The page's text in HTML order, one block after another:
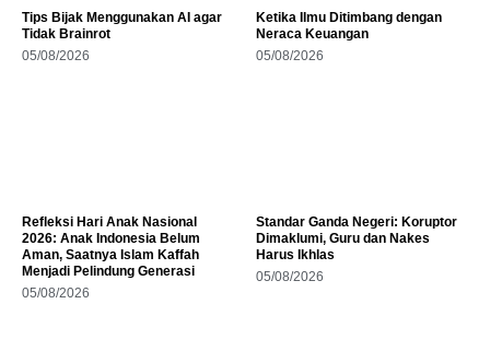
Tips Bijak Menggunakan AI agar
Tidak Brainrot
05/08/2026
Ketika Ilmu Ditimbang dengan
Neraca Keuangan
05/08/2026
Refleksi Hari Anak Nasional
2026: Anak Indonesia Belum
Aman, Saatnya Islam Kaffah
Menjadi Pelindung Generasi
05/08/2026
Standar Ganda Negeri: Koruptor
Dimaklumi, Guru dan Nakes
Harus Ikhlas
05/08/2026